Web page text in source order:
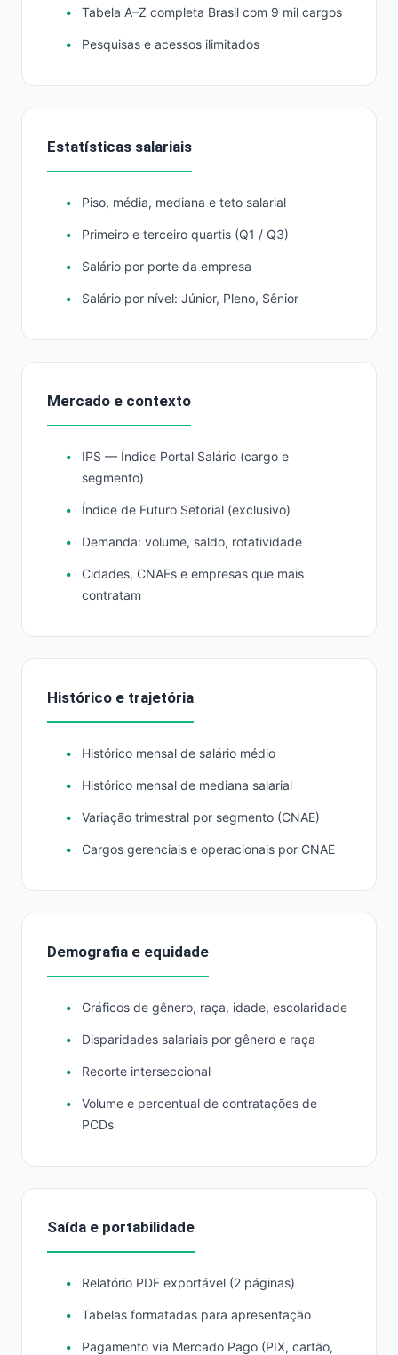
Tabela A–Z completa Brasil com 9 mil cargos
Pesquisas e acessos ilimitados
Estatísticas salariais
Piso, média, mediana e teto salarial
Primeiro e terceiro quartis (Q1 / Q3)
Salário por porte da empresa
Salário por nível: Júnior, Pleno, Sênior
Mercado e contexto
IPS — Índice Portal Salário (cargo e
segmento)
Índice de Futuro Setorial (exclusivo)
Demanda: volume, saldo, rotatividade
Cidades, CNAEs e empresas que mais
contratam
Histórico e trajetória
Histórico mensal de salário médio
Histórico mensal de mediana salarial
Variação trimestral por segmento (CNAE)
Cargos gerenciais e operacionais por CNAE
Demografia e equidade
Gráficos de gênero, raça, idade, escolaridade
Disparidades salariais por gênero e raça
Recorte interseccional
Volume e percentual de contratações de
PCDs
Saída e portabilidade
Relatório PDF exportável (2 páginas)
Tabelas formatadas para apresentação
Pagamento via Mercado Pago (PIX, cartão,